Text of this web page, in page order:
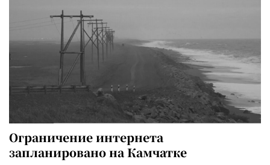
Ограничение интернета
запланировано на Камчатке